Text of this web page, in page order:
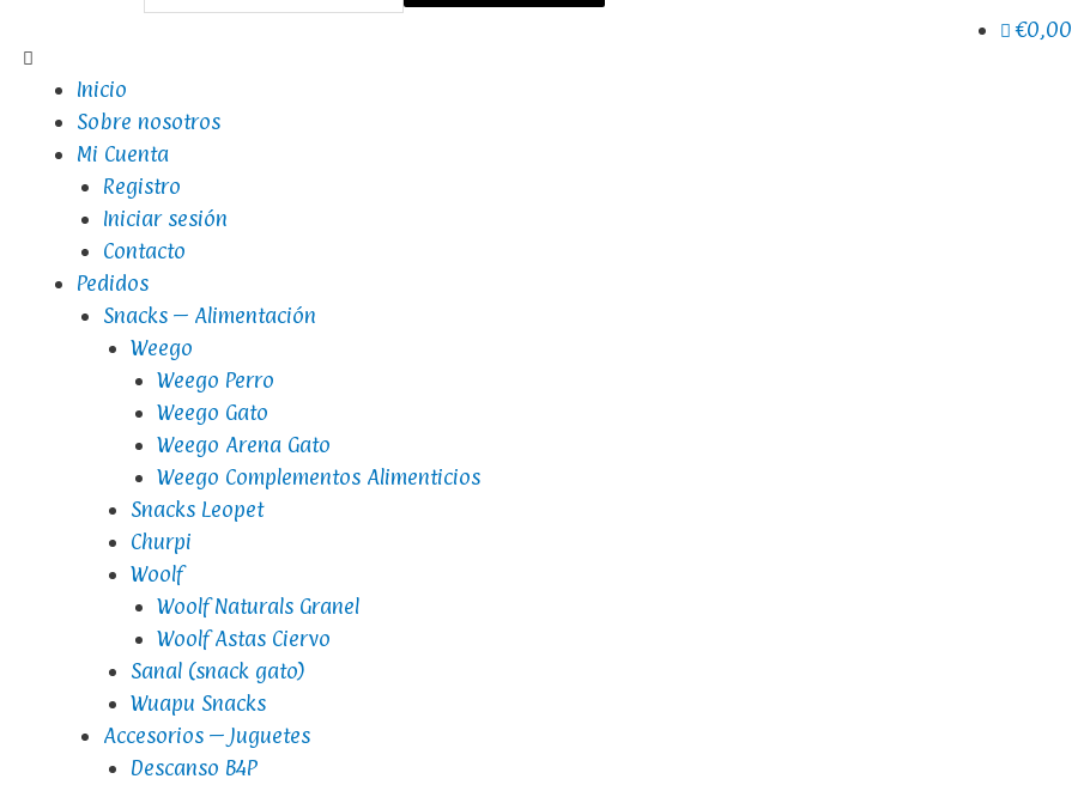
€0,00
Inicio
Sobre nosotros
Mi Cuenta
Registro
Iniciar sesión
Contacto
Pedidos
Snacks – Alimentación
Weego
Weego Perro
Weego Gato
Weego Arena Gato
Weego Complementos Alimenticios
Snacks Leopet
Churpi
Woolf
Woolf Naturals Granel
Woolf Astas Ciervo
Sanal (snack gato)
Wuapu Snacks
Accesorios – Juguetes
Descanso B4P